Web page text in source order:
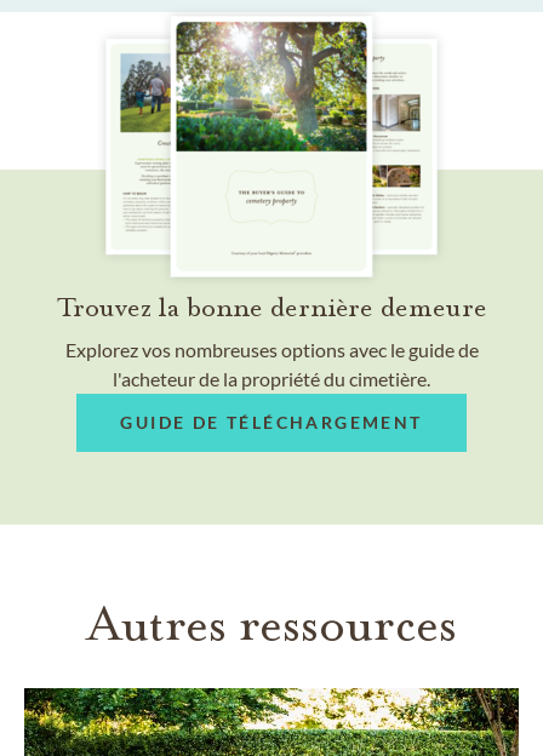
Trouvez la bonne dernière demeure
Explorez vos nombreuses options avec le guide de
l'acheteur de la propriété du cimetière.
GUIDE DE TÉLÉCHARGEMENT
Autres ressources